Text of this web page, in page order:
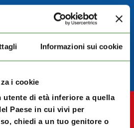
Informazioni sui cookie
i cookie
utente di età inferiore a quella
Paese in cui vivi per
chiedi a un tuo genitore o